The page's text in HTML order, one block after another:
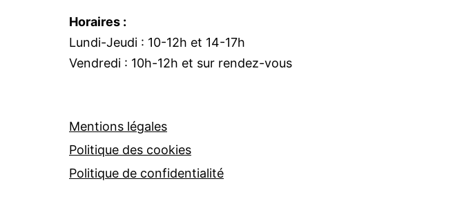
Horaires :
Lundi-Jeudi : 10-12h et 14-17h
Vendredi : 10h-12h et sur rendez-vous
Mentions légales
Politique des cookies
Politique de confidentialité